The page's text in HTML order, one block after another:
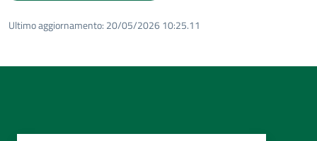
Ultimo aggiornamento: 20/05/2026 10:25.11